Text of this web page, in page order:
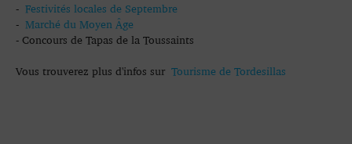
- Festivités locales de Septembre
- Marché du Moyen Âge
- Concours de Tapas de la Toussaints
Vous trouverez plus d'infos sur Tourisme de Tordesillas